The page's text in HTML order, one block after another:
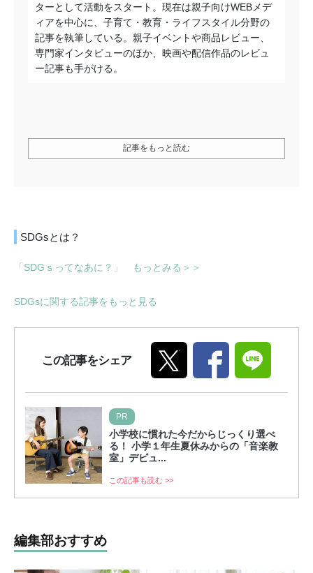
ターとして活動をスタート。現在は親子向けWEBメデ
ィアを中心に、子育て・教育・ライフスタイル分野の
記事を執筆している。親子イベントや商品レビュー、
専門家インタビューのほか、映画や配信作品のレビュ
ー記事も手がける。
記事をもっと読む
SDGsとは？
「SDGｓってなあに？」 もっとみる＞＞
SDGsに関する記事をもっと見る
この記事をシェア
PR
小学校に慣れた今だからじっくり選べ
る！ 小学１年生夏休みからの「音楽教
室」デビュ...
この記事も読む >>
編集部おすすめ